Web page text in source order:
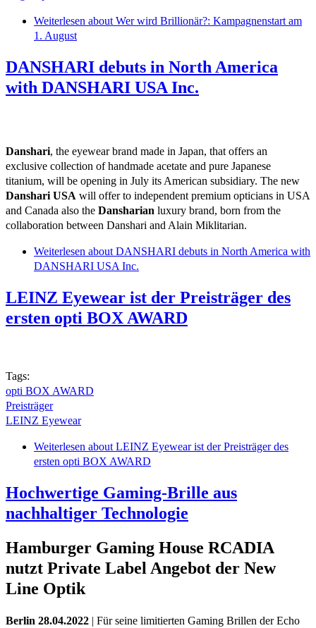
Weiterlesen about Wer wird Brillionär?: Kampagnenstart am
1. August
DANSHARI debuts in North America
with DANSHARI USA Inc.
Danshari, the eyewear brand made in Japan, that offers an
exclusive collection of handmade acetate and pure Japanese
titanium, will be opening in July its American subsidiary. The new
Danshari USA will offer to independent premium opticians in USA
and Canada also the Dansharian luxury brand, born from the
collaboration between Danshari and Alain Miklitarian.
Weiterlesen about DANSHARI debuts in North America with
DANSHARI USA Inc.
LEINZ Eyewear ist der Preisträger des
ersten opti BOX AWARD
Tags:
opti BOX AWARD
Preisträger
LEINZ Eyewear
Weiterlesen about LEINZ Eyewear ist der Preisträger des
ersten opti BOX AWARD
Hochwertige Gaming-Brille aus
nachhaltiger Technologie
Hamburger Gaming House RCADIA
nutzt Private Label Angebot der New
Line Optik
Berlin 28.04.2022 | Für seine limitierten Gaming Brillen der Echo